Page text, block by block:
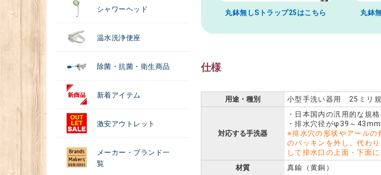
シャワーヘッド
温水洗浄便座
除菌・抗菌・衛生商品
新着アイテム
激安アウトレット
メーカー・ブランド一
覧
丸鉢無しSトラップ25はこちら 丸鉢
仕様
用途・種別 小型手洗い器用 25ミリ規
対応する手洗器
・日本国内の汎用的な規
・排水穴径がφ39～
※排水穴の形状やアールの
のパッキンを外し、代わ
して排水口の上面・下面
材質
真鍮（黄銅）